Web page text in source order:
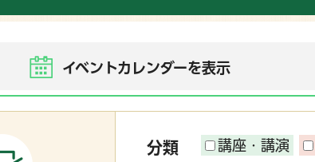
イベントカレンダーを表示
分類 講座・講演